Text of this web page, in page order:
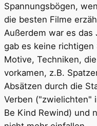
Spannungsbögen,
die besten Filme
Außerdem war es das
gab es keine
Motive, Techniken,
vorkamen, z.B.
Absätzen durch die
Verben ("zwielichten"
Be Kind Rewind) und